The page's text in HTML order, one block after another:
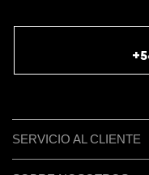
SERVICIO AL CLIENTE